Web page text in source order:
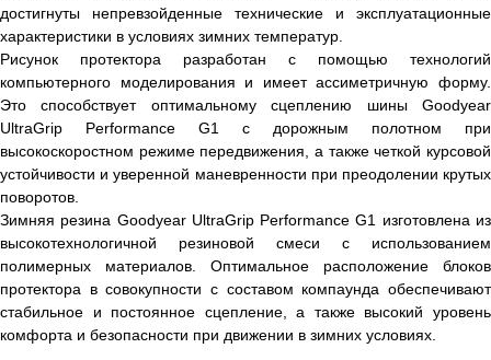
достигнуты непревзойденные технические и эксплуатационные
характеристики в условиях зимних температур.
Рисунок протектора разработан с помощью технологий
компьютерного моделирования и имеет ассиметричную форму.
Это способствует оптимальному сцеплению шины Goodyear
UltraGrip Performance G1 с дорожным полотном при
высокоскоростном режиме передвижения, а также четкой курсовой
устойчивости и уверенной маневренности при преодолении крутых
поворотов.
Зимняя резина Goodyear UltraGrip Performance G1 изготовлена из
высокотехнологичной резиновой смеси с использованием
полимерных материалов. Оптимальное расположение блоков
протектора в совокупности с составом компаунда обеспечивают
стабильное и постоянное сцепление, а также высокий уровень
комфорта и безопасности при движении в зимних условиях.